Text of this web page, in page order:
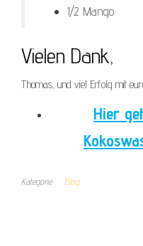
1/2 Mango
Vielen Dank,
Thomas, und viel Erfolg mit
Hier
Kategorie Blog